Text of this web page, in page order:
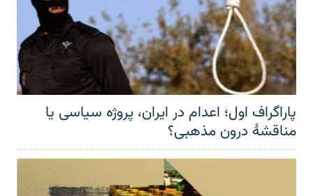
پاراگراف اول؛ اعدام در ایران، پروژه سیاسی یا
مناقشهٔ درون مذهبی؟